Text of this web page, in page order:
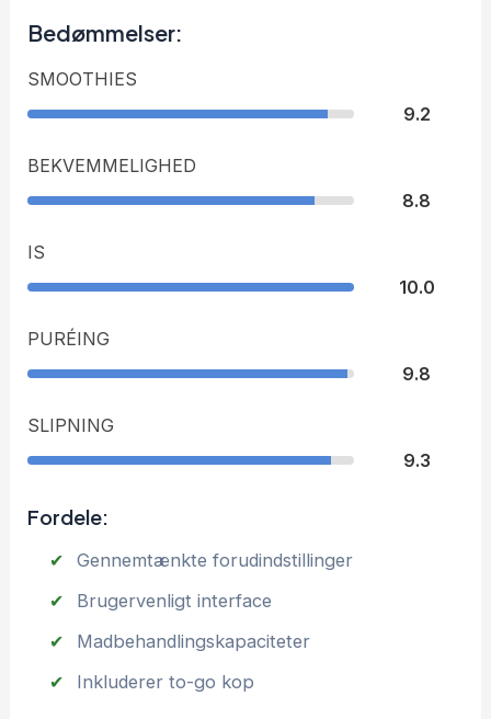
Bedømmelser:
SMOOTHIES
9.2
BEKVEMMELIGHED
8.8
IS
10.0
PURÉING
9.8
SLIPNING
9.3
Fordele:
Gennemtænkte forudindstillinger
Brugervenligt interface
Madbehandlingskapaciteter
Inkluderer to-go kop